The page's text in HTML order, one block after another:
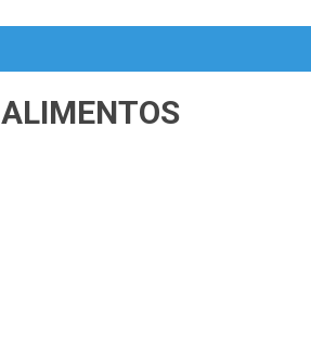
ALIMENTOS